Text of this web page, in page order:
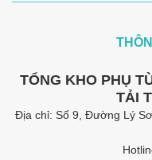
TỔNG KHO PHỤ
TẢI
Địa chỉ: Số 9, Đường Lý